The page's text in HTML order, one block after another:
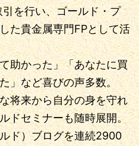
を行い、ゴールド・プ
た貴金属専門FPとして活
助かった」「あなたに買
」など喜びの声多数。
将来から自分の身を守れ
ドセミナーも随時展開。
ド）ブログを連続2900